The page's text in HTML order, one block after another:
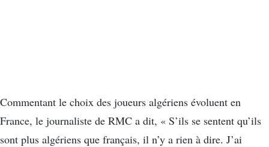
Commentant le choix des joueurs algériens évoluent en
France, le journaliste de RMC a dit, « S’ils se sentent qu’ils
sont plus algériens que français, il n’y a rien à dire. J’ai